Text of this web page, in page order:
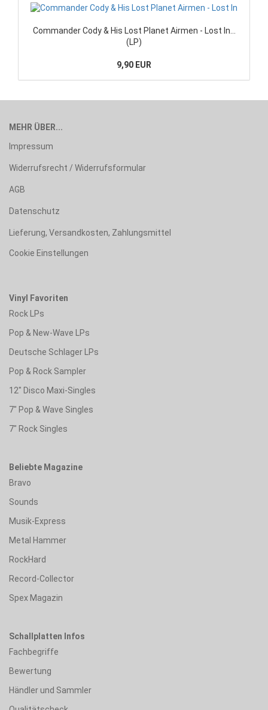
Commander Cody & His Lost Planet Airmen - Lost In...
(LP)
9,90 EUR
MEHR ÜBER...
Impressum
Widerrufsrecht / Widerrufsformular
AGB
Datenschutz
Lieferung, Versandkosten, Zahlungsmittel
Cookie Einstellungen
Vinyl Favoriten
Rock LPs
Pop & New-Wave LPs
Deutsche Schlager LPs
Pop & Rock Sampler
12" Disco Maxi-Singles
7" Pop & Wave Singles
7" Rock Singles
Beliebte Magazine
Bravo
Sounds
Musik-Express
Metal Hammer
RockHard
Record-Collector
Spex Magazin
Schallplatten Infos
Fachbegriffe
Bewertung
Händler und Sammler